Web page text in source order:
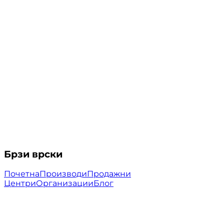
Брзи врски
ПочетнаПроизводиПродажни
ЦентриОрганизацииБлог